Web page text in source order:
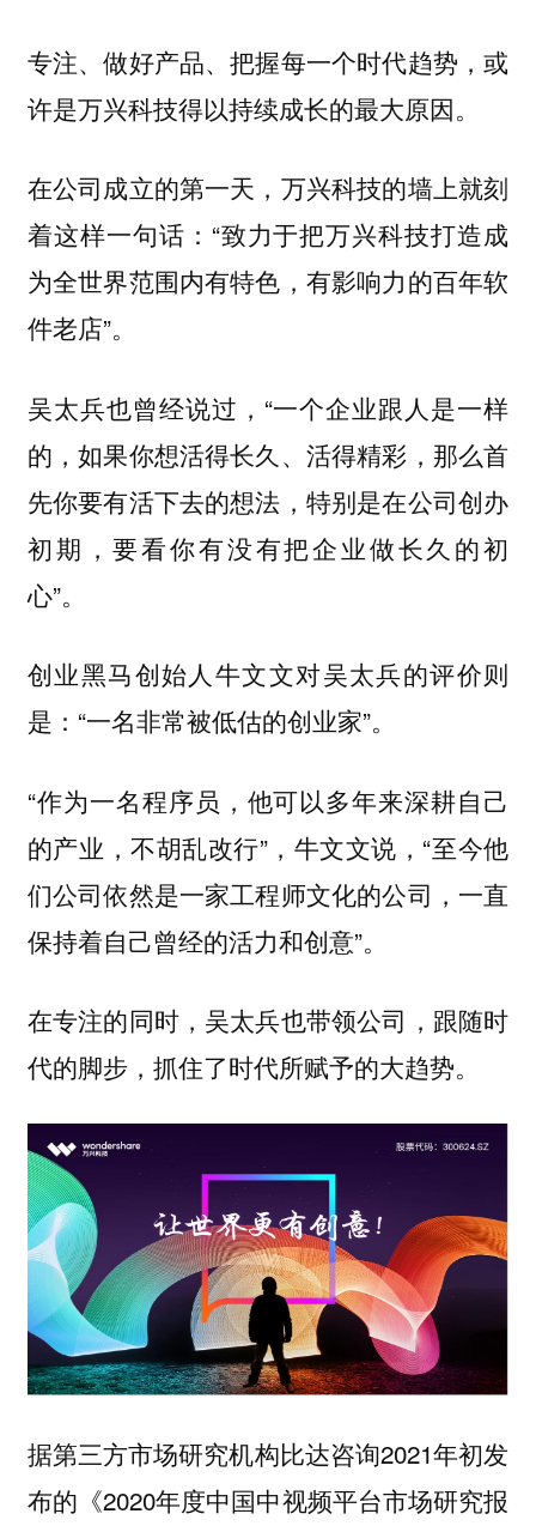
专注、做好产品、把握每一个时代趋势，或
许是万兴科技得以持续成长的最大原因。
在公司成立的第一天，万兴科技的墙上就刻
着这样一句话：“致力于把万兴科技打造成
为全世界范围内有特色，有影响力的百年软
件老店”。
吴太兵也曾经说过，“一个企业跟人是一样
的，如果你想活得长久、活得精彩，那么首
先你要有活下去的想法，特别是在公司创办
初期，要看你有没有把企业做长久的初
心”。
创业黑马创始人牛文文对吴太兵的评价则
是：“一名非常被低估的创业家”。
“作为一名程序员，他可以多年来深耕自己
的产业，不胡乱改行”，牛文文说，“至今他
们公司依然是一家工程师文化的公司，一直
保持着自己曾经的活力和创意”。
在专注的同时，吴太兵也带领公司，跟随时
代的脚步，抓住了时代所赋予的大趋势。
据第三方市场研究机构比达咨询2021年初发
布的《2020年度中国中视频平台市场研究报